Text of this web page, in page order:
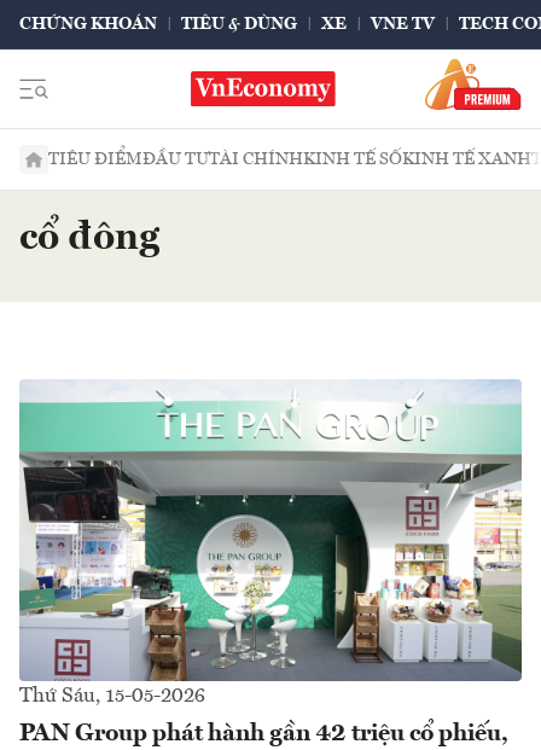
CHỨNG KHOÁN TIÊU & DÙNG XE VNE TV TECH
TIÊU ĐIỂMĐẦU TƯTÀI CHÍNHKINH TẾ SỐKINH TẾ XANH
cổ đông
Thứ Sáu, 15-05-2026
PAN Group phát hành gần 42 triệu cổ phiếu,